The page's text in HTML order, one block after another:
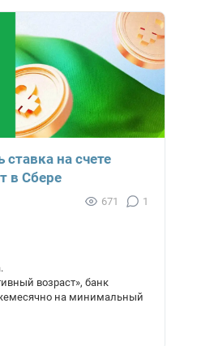
на счете
в Сбере
671 1
возраст», банк
на минимальный